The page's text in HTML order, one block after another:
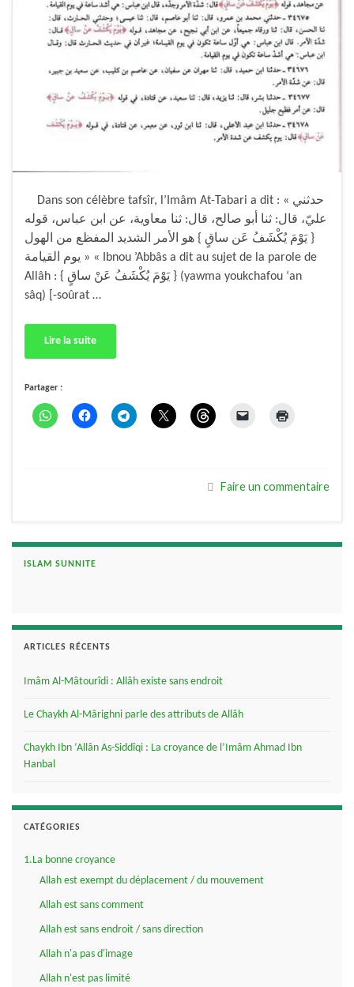
Dans son célèbre tafsîr, l’Imâm At-Tabari a dit : « حدثني
عليّ، قال: ثنا أبو صالح، قال: ثنا معاوية، عن ابن عباس، قوله
{ يَوْمَ يُكْشَفُ عَن ساقٍ } هو الأمر الشديد المفظع من الهول
يوم القيامة » « Ibnou ’Abbâs a dit au sujet de la parole de
Allâh : { يَوْمَ يُكْشَفُ عَنْ ساقٍ } (yawma youkchafou ‘an
sâq) [-soûrat …
Lire la suite
Partager :
Faire un commentaire
ISLAM SUNNITE
ARTICLES RÉCENTS
Imâm Al-Mâtourîdi : Allâh existe sans endroit
Le Chaykh Al-Mârighni parle des attributs de Allâh
Chaykh Ibn ‘Allân As-Siddîqi : La croyance de l’Imâm Ahmad Ibn
Hanbal
CATÉGORIES
1.La bonne croyance
Allah est exempt du déplacement / du mouvement
Allah est sans comment
Allah est sans endroit / sans direction
Allah n'a pas d'image
Allah n'est pas limité